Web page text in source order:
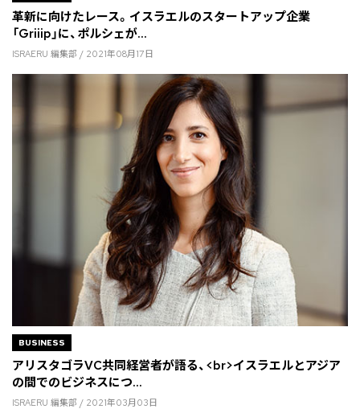
革新に向けたレース。イスラエルのスタートアップ企業
「Griiip」に、ポルシェが...
ISRAERU 編集部 / 2021年08月17日
BUSINESS
アリスタゴラVC共同経営者が語る、<br>イスラエルとアジア
の間でのビジネスにつ...
ISRAERU 編集部 / 2021年03月03日